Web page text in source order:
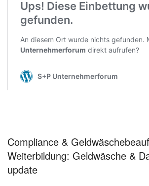
Compliance &
Weiterbildung: Geldwäsche &
update